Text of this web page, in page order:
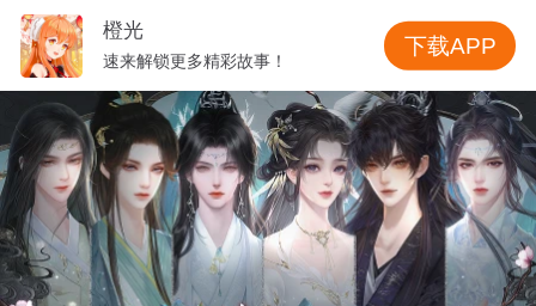
橙光
速来解锁更多精彩故事！
下载APP